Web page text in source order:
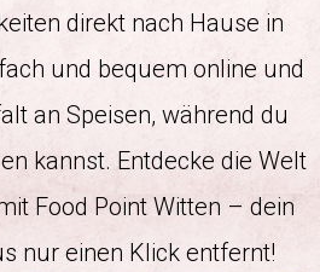
direkt nach Hause in
und bequem online und
an Speisen, während du
kannst. Entdecke die Welt
Food Point Witten – dein
nur einen Klick entfernt!